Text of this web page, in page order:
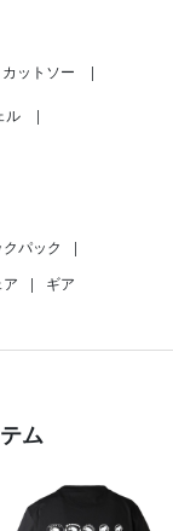
カットソー
ル
パック
|
| ギア
ム